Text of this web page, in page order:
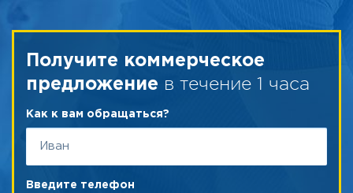
Получите коммерческое
предложение в течение 1 часа
Как к вам обращаться?
Введите телефон